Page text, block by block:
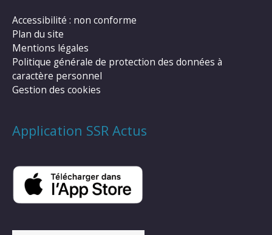
Accessibilité : non conforme
Plan du site
Mentions légales
Politique générale de protection des données à
caractère personnel
Gestion des cookies
Application SSR Actus